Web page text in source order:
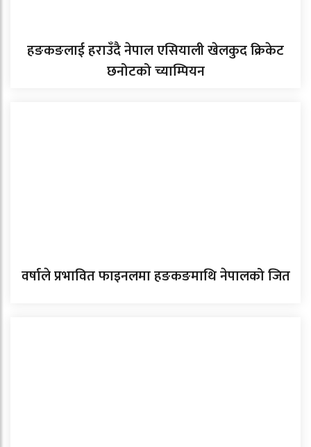
हङकङलाई हराउँदै नेपाल एसियाली खेलकुद क्रिकेट
छनोटको च्याम्पियन
वर्षाले प्रभावित फाइनलमा हङकङमाथि नेपालको जित